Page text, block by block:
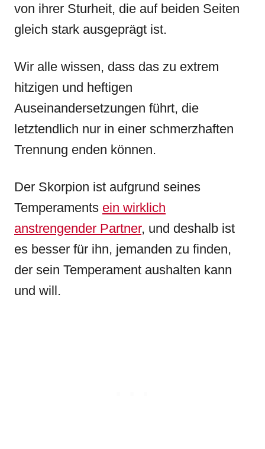
von ihrer Sturheit, die auf beiden Seiten
gleich stark ausgeprägt ist.
Wir alle wissen, dass das zu extrem
hitzigen und heftigen
Auseinandersetzungen führt, die
letztendlich nur in einer schmerzhaften
Trennung enden können.
Der Skorpion ist aufgrund seines
Temperaments ein wirklich
anstrengender Partner, und deshalb ist
es besser für ihn, jemanden zu finden,
der sein Temperament aushalten kann
und will.